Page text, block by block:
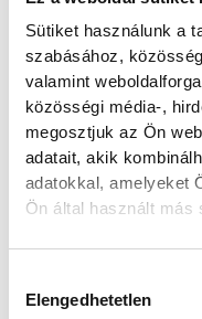
Sütiket használunk a
szabásához,
valamint
közösségi média-,
megosztjuk az Ön
adatait, akik
adatokkal, amelyeket
Ön által használt más
Elengedhetetlen
SOROZAT
HAZAI
HELYSZÍN